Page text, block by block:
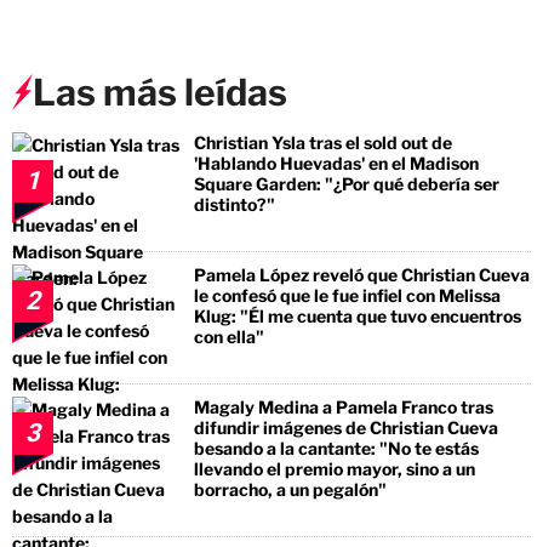
Las más leídas
1
Christian Ysla tras el sold out de
'Hablando Huevadas' en el Madison
Square Garden: "¿Por qué debería ser
distinto?"
2
Pamela López reveló que Christian Cueva
le confesó que le fue infiel con Melissa
Klug: "Él me cuenta que tuvo encuentros
con ella"
3
Magaly Medina a Pamela Franco tras
difundir imágenes de Christian Cueva
besando a la cantante: "No te estás
llevando el premio mayor, sino a un
borracho, a un pegalón"